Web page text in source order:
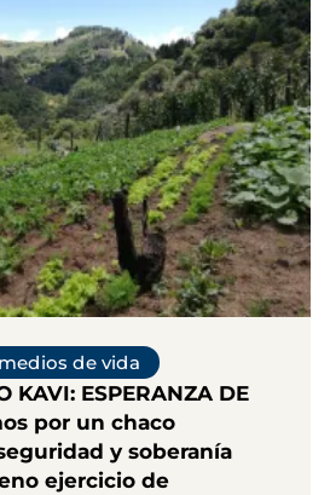
de vida
KAVI: ESPERANZA DE
por un chaco
y soberanía
ejercicio de